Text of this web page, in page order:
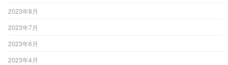
2023年8月
2023年7月
2023年6月
2023年4月